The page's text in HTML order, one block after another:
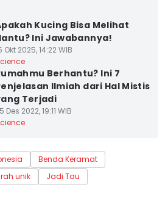
Kucing Bisa Melihat
Ini Jawabannya!
Okt 2025, 14:22 WIB
Berhantu? Ini 7
Ilmiah dari Hal Mistis
Terjadi
Des 2022, 19:11 WIB
Benda Keramat
unik Jadi Tau